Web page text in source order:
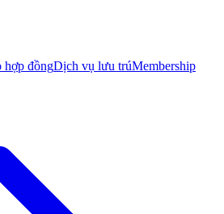
hợp đồngDịch vụ lưu trúMembership